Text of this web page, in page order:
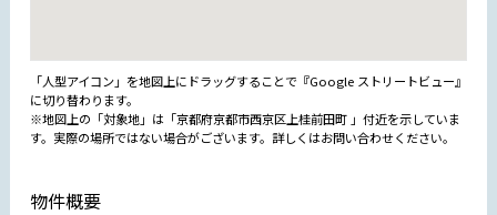
「人型アイコン」を地図上にドラッグすることで『Google ストリートビュー』
に切り替わります。
※地図上の「対象地」は「京都府京都市西京区上桂前田町 」付近を示していま
す。実際の場所ではない場合がございます。詳しくはお問い合わせください。
物件概要